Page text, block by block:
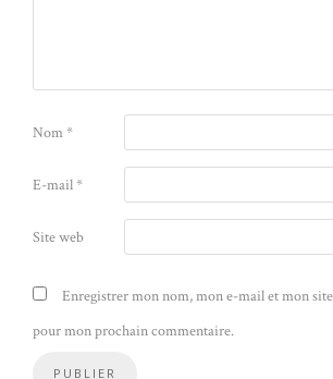
Nom*
E-mail*
Site web
Enregistrer mon nom, mon e-mail et mon
pour mon prochain commentaire.